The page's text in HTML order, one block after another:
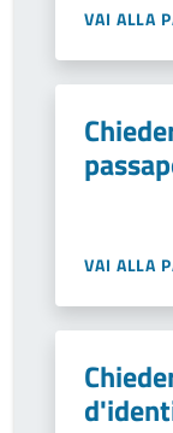
VAI ALLA
VAI ALLA